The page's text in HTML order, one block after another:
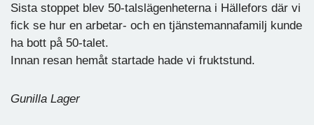
Sista stoppet blev 50-talslägenheterna i Hällefors där vi
fick se hur en arbetar- och en tjänstemannafamilj kunde
ha bott på 50-talet.
Innan resan hemåt startade hade vi fruktstund.
Gunilla Lager